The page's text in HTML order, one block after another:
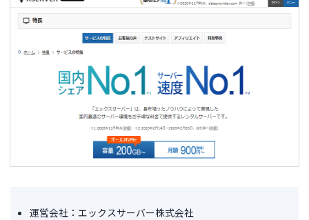
運営会社：エックスサーバー株式会社